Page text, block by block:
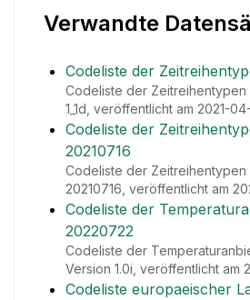
Verwandte
Codeliste der
Codeliste der Zeitreihentypen
1_1d, veröffentlicht am 2021-
Codeliste der
20210716
Codeliste der Zeitreihentypen
20210716, veröffentlicht am
Codeliste der
20220722
Codeliste der
Version 1.0i, veröffentlicht am
Codeliste europaeischer